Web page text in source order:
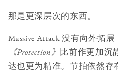
那是更深层次的东西。
Massive Attack 没有向外拓
《Protection》 比前作更加沉
达也更为精准。节拍依然存